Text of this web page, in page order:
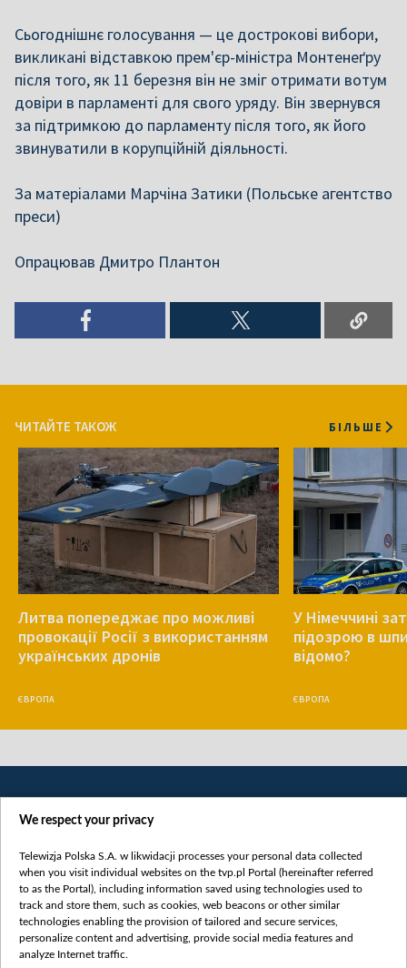
Сьогоднішнє голосування — це дострокові вибори,
викликані відставкою прем'єр-міністра Монтенеґру
після того, як 11 березня він не зміг отримати вотум
довіри в парламенті для свого уряду. Він звернувся
за підтримкою до парламенту після того, як його
звинуватили в корупційній діяльності.
За матеріалами Марчіна Затики (Польське агентство
преси)
Опрацював Дмитро Плантон
ЧИТАЙТЕ ТАКОЖ БІЛЬШЕ
Литва попереджає про можливі
провокації Росії з використанням
українських дронів
ЄВРОПА
У Німеччині
підозрою в
відомо?
ЄВРОПА
Категорії
Новини
We respect your privacy
Telewizja Polska S.A. w likwidacji processes your personal data collected
when you visit individual websites on the tvp.pl Portal (hereinafter referred
to as the Portal), including information saved using technologies used to
track and store them, such as cookies, web beacons or other similar
technologies enabling the provision of tailored and secure services,
personalize content and advertising, provide social media features and
analyze Internet traffic.